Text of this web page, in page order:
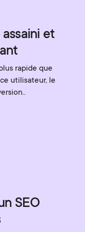
et
rapide que
utilisateur, le
SEO